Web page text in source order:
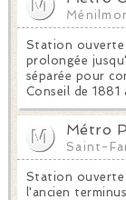
Station ouverte
prolongée
séparée pour
Conseil de
Métro
Saint-
Station ouverte
l'ancien